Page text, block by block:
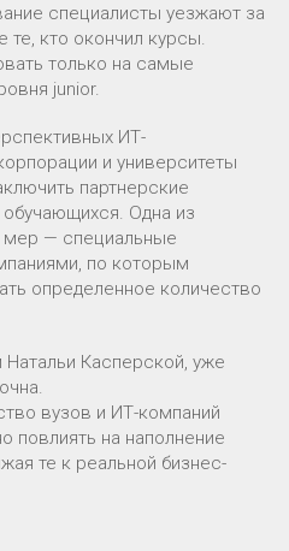
специалисты уезжают за
кто окончил курсы.
только на самые
junior.
ИТ-
и университеты
партнерские
Одна из
— специальные
по которым
определенное количество
Натальи Касперской, уже
вузов и ИТ-компаний
повлиять на наполнение
те к реальной бизнес-